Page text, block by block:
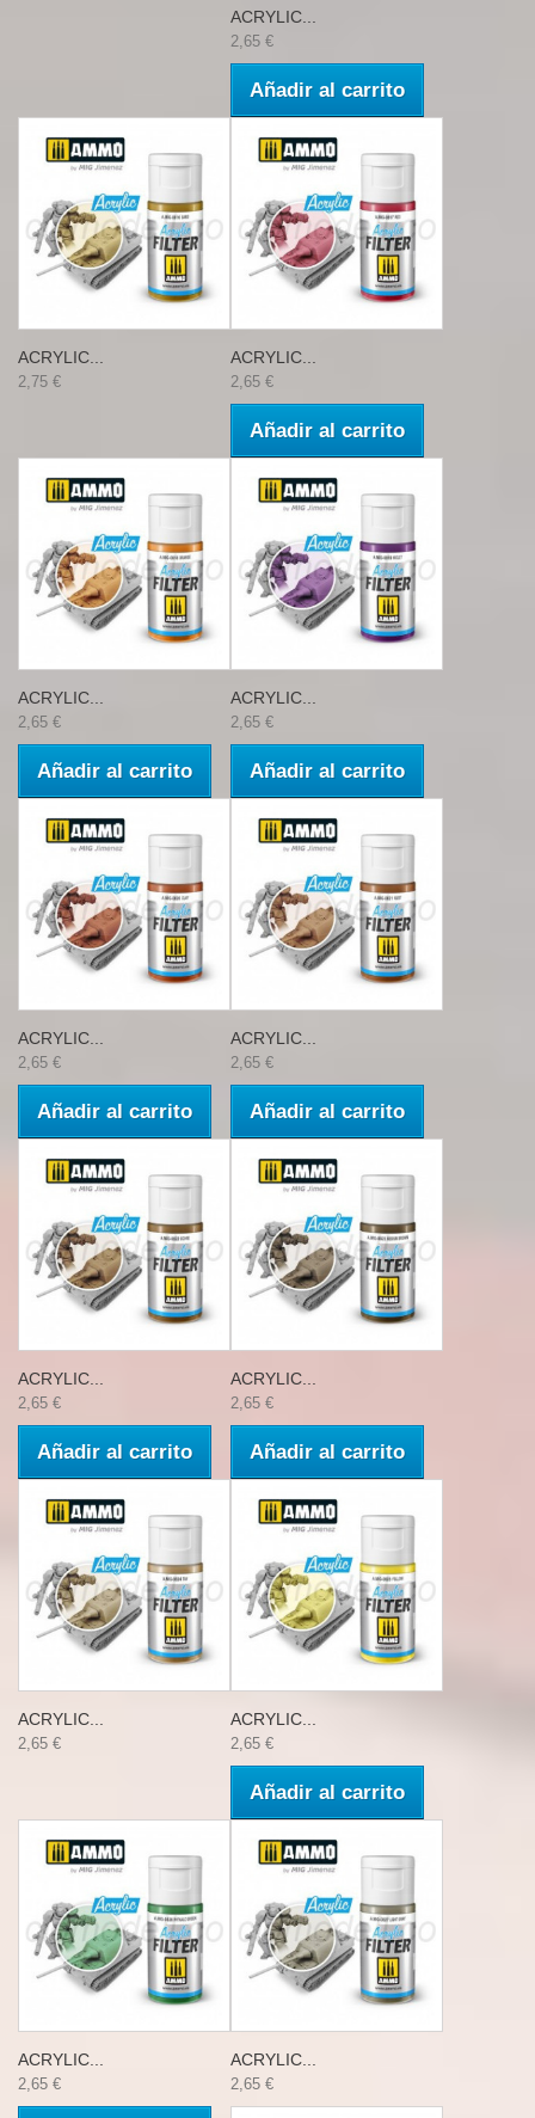
ACRYLIC...
2,65 €
Añadir al carrito
ACRYLIC...
2,75 €
ACRYLIC...
2,65 €
Añadir al carrito
ACRYLIC...
2,65 €
Añadir al carrito
ACRYLIC...
2,65 €
Añadir al carrito
ACRYLIC...
2,65 €
Añadir al carrito
ACRYLIC...
2,65 €
Añadir al carrito
ACRYLIC...
2,65 €
Añadir al carrito
ACRYLIC...
2,65 €
Añadir al carrito
ACRYLIC...
2,65 €
ACRYLIC...
2,65 €
Añadir al carrito
ACRYLIC...
2,65 €
ACRYLIC...
2,65 €